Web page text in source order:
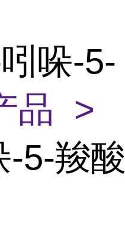
哚-5-
品 >
-5-羧酸